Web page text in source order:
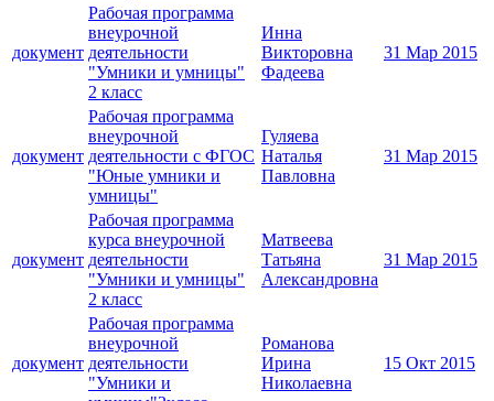
документ
Рабочая программа
внеурочной
деятельности
"Умники и умницы"
2 класс
Инна
Викторовна
Фадеева
31 Мар 2015
документ
Рабочая программа
внеурочной
деятельности с ФГОС
"Юные умники и
умницы"
Гуляева
Наталья
Павловна
31 Мар 2015
документ
Рабочая программа
курса внеурочной
деятельности
"Умники и умницы"
2 класс
Матвеева
Татьяна
Александровна
31 Мар 2015
документ
Рабочая программа
внеурочной
деятельности
"Умники и
Романова
Ирина
Николаевна
15 Окт 2015